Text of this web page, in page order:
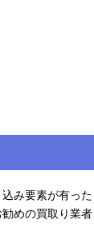
み要素が有った
めの買取り業者